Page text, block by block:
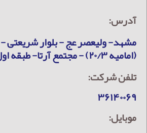
آدرس:
(امامیه ۲۰/۳) - مجتمع آرتا- طبقه اول - واحد ۱۰۳
تلفن شرکت:
۳۶۱۴۰۰۶۹
موبایل: